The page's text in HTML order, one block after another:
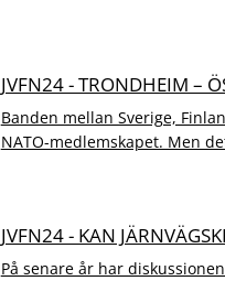
JVFN24 - TRONDHEIM –
Banden mellan Sverige,
NATO-medlemskapet. Men
JVFN24 - KAN
På senare år har